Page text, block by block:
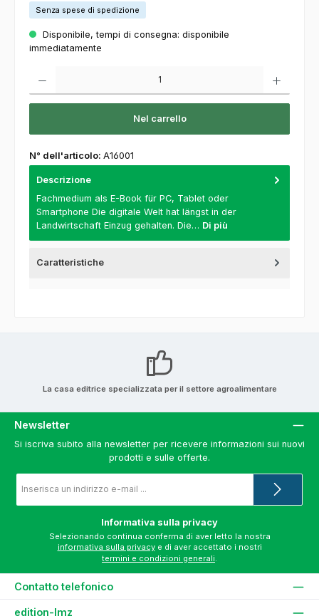
Senza spese di spedizione
Disponibile, tempi di consegna: disponibile
immediatamente
Nel carrello
N° dell'articolo: A16001
Descrizione
Fachmedium als E-Book für PC, Tablet oder
Smartphone Die digitale Welt hat längst in der
Landwirtschaft Einzug gehalten. Die… Di più
Caratteristiche
La casa editrice specializzata per il settore agroalimentare
Newsletter
Si iscriva subito alla newsletter per ricevere informazioni sui nuovi
prodotti e sulle offerte.
e-
*
Informativa sulla privacy
informativa sulla privacy
termini e condizioni generali.
Contatto telefonico
edition-lmz